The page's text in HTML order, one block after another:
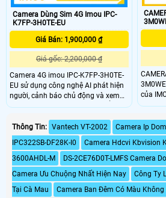
Camera Dùng Sim 4G Imou IPC-
K7FP-3H0TE-EU
Giá Bán: 1,900,000 ₫
Giá gốc: 2,200,000 ₫
Camera 4G imou IPC-K7FP-3H0TE-
EU sử dụng công nghệ AI phát hiện
người, cảnh báo chủ động và xem
Full Color ban đêm 30m có thể giúp
bảo an ninh cho công trình xây
dựng, đặc biệt là trong những khu
vực mà việc đi lại khó khăn hoặc
không có sẵn kết nối mạng ổn định.
của
đột
điều
ban
ngày
còn có
thời
trời
Thông Tin: Vantech VT-2002
Camera Ip
IPC322SB-DF28K-I0
Camera Hdcvi Kbvision
3600AHDL-M
DS-2CE76D0T-LMFS Camera
Camera Ưu Chuộng Nhất Hiện Nay
Công Ty
Tại Cà Mau
Camera Ban Đêm Có Màu Không